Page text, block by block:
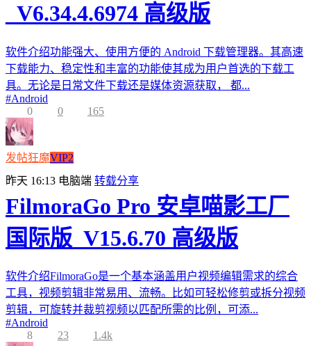
_V6.34.4.6974 高级版
软件介绍功能强大、使用方便的 Android 下载管理器。其高速
下载能力、稳定性和丰富的功能使其成为用户首选的下载工
具。无论是日常文件下载还是媒体资源获取， 都...
#Android
0
0 165
发帖狂魔VIP2
昨天 16:13 电脑端 转载分享
FilmoraGo Pro 安卓喵影工厂
国际版_V15.6.70 高级版
软件介绍FilmoraGo是一个基本涵盖用户视频编辑需求的综合
工具，视频剪辑非常易用、流畅。比如可轻松修剪或拆分视频
剪辑，可旋转并裁剪视频以匹配所需的比例，可添...
#Android
8
23 1.4k